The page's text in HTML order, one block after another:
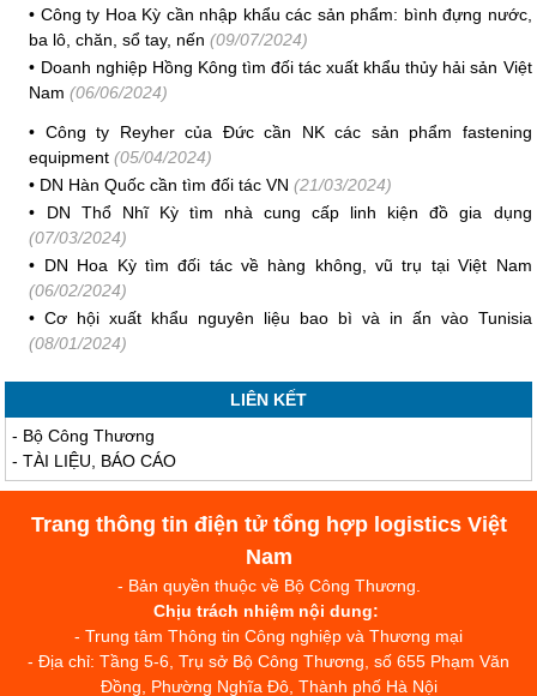
• Công ty Hoa Kỳ cần nhập khẩu các sản phẩm: bình đựng nước,
ba lô, chăn, sổ tay, nến (09/07/2024)
• Doanh nghiệp Hồng Kông tìm đối tác xuất khẩu thủy hải sản Việt
Nam (06/06/2024)
• Công ty Reyher của Đức cần NK các sản phẩm fastening
equipment (05/04/2024)
• DN Hàn Quốc cần tìm đối tác VN (21/03/2024)
• DN Thổ Nhĩ Kỳ tìm nhà cung cấp linh kiện đồ gia dụng
(07/03/2024)
• DN Hoa Kỳ tìm đối tác về hàng không, vũ trụ tại Việt Nam
(06/02/2024)
•Cơ hội xuất khẩu nguyên liệu bao bì và in ấn vào Tunisia
(08/01/2024)
LIÊN KẾT
- Bộ Công Thương
-TÀI LIỆU, BÁO CÁO
Trang thông tin điện tử tổng hợp logistics Việt
Nam
- Bản quyền thuộc về Bộ Công Thương.
Chịu trách nhiệm nội dung:
- Trung tâm Thông tin Công nghiệp và Thương mại
- Địa chỉ: Tầng 5-6, Trụ sở Bộ Công Thương, số 655 Phạm Văn
Đồng, Phường Nghĩa Đô, Thành phố Hà Nội